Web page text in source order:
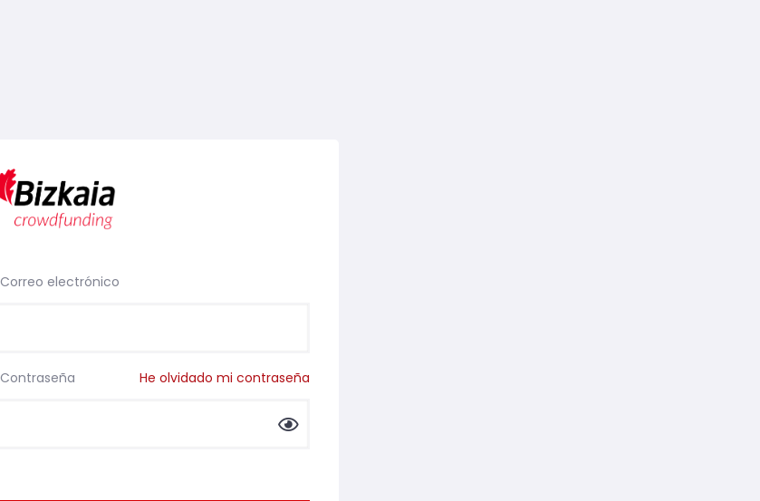
Correo electrónico
Contraseña He olvidado mi contraseña